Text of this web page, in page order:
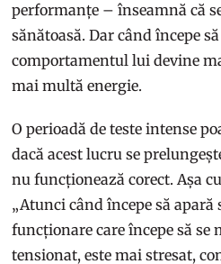
performanțe – înseamnă că
sănătoasă. Dar când începe
comportamentul lui devine
mai multă energie.
O perioadă de teste intense
dacă acest lucru se
nu funcționează corect. Așa
„Atunci când începe să apară
funcționare care începe să se
tensionat, este mai stresat,